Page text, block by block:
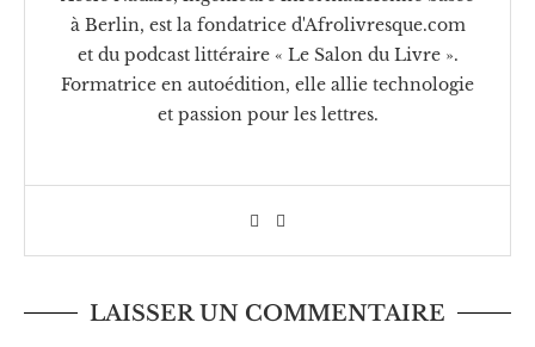
à Berlin, est la fondatrice d'Afrolivresque.com
et du podcast littéraire « Le Salon du Livre ».
Formatrice en autoédition, elle allie technologie
et passion pour les lettres.
LAISSER UN COMMENTAIRE